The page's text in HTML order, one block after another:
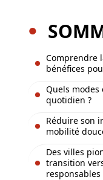
Comprendre
bénéfices
Quels
quotidien ?
Réduire son
mobilité
Des villes
transition
responsables